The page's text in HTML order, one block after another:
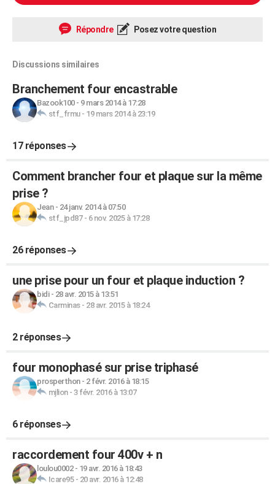
Répondre Posez votre question
Discussions similaires
Branchement four encastrable
Bazook100- 9 mars 2014 à 17:28
stf_frmu- 19 mars 2014 à 23:19
17 réponses
Comment brancher four et plaque sur la même
prise ?
Jean- 24 janv. 2014 à 07:50
stf_jpd87- 6 nov. 2025 à 17:28
26 réponses
une prise pour un four et plaque induction ?
bidi- 28 avr. 2015 à 13:51
Carminas- 28 avr. 2015 à 18:24
2 réponses
four monophasé sur prise triphasé
prosperthon- 2 févr. 2016 à 18:15
mjlion- 3 févr. 2016 à 13:07
6 réponses
raccordement four 400v + n
loulou0002- 19 avr. 2016 à 18:43
Icare95- 20 avr. 2016 à 12:48